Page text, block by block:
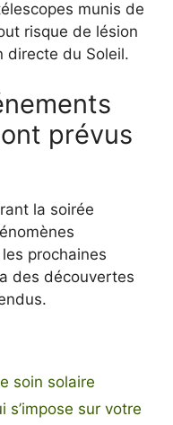
munis de
risque de lésion
directe du Soleil.
prévus
la soirée
prochaines
des découvertes
soin solaire
s’impose sur votre